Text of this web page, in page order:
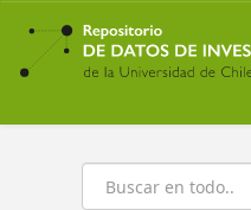
Ir
contenido
principal
Buscar